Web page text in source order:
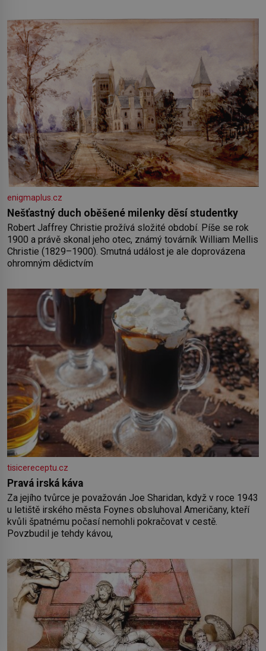
paměť rozhodla stávkovat. Cvičte
enigmaplus.cz
Nešťastný duch oběšené milenky děsí studentky
Robert Jaffrey Christie prožívá složité období. Píše se rok
1900 a právě skonal jeho otec, známý továrník William Mellis
Christie (1829–1900). Smutná událost je ale doprovázena
ohromným dědictvím
tisicereceptu.cz
Pravá irská káva
Za jejího tvůrce je považován Joe Sharidan, když v roce 1943
u letiště irského města Foynes obsluhoval Američany, kteří
kvůli špatnému počasí nemohli pokračovat v cestě.
Povzbudil je tehdy kávou,